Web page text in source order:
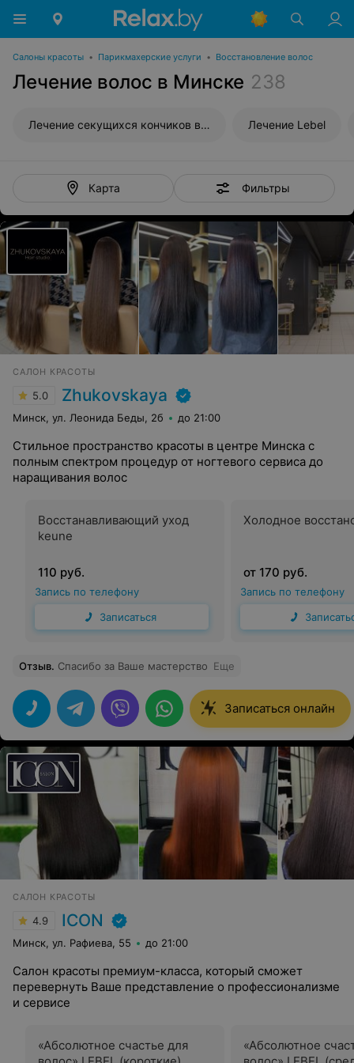
Салоны красоты • Парикмахерские услуги • Восстановление волос
Лечение волос в Минске 238
Лечение секущихся кончиков волос Лечение Lebel
Карта Фильтры
САЛОН КРАСОТЫ
5.0 Zhukovskaya
Минск, ул. Леонида Беды, 2б до 21:00
Стильное пространство красоты в центре Минска с
полным спектром процедур от ногтевого сервиса до
наращивания волос
Восстанавливающий уход
keune
110 руб.
Запись по телефону
Записаться
Холодное
от 170 руб.
Запись по телефону
Отзыв. Спасибо за Ваше мастерство Еще
Записаться онлайн
САЛОН КРАСОТЫ
4.9 ICON
Минск, ул. Рафиева, 55 до 21:00
Салон красоты премиум-класса, который сможет
перевернуть Ваше представление о профессионализме
и сервисе
«Абсолютное счастье для
«Абсолютное